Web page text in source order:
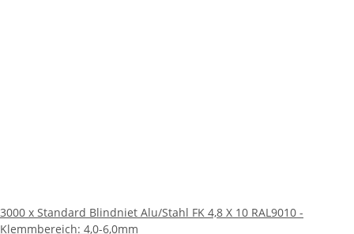
3000 x Standard Blindniet Alu/Stahl FK 4,8 X 10 RAL9010 -
Klemmbereich: 4,0-6,0mm